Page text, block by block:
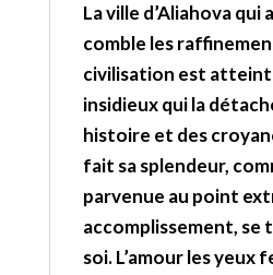
La ville d’Aliahova qui
comble les
civilisation est
insidieux qui la
histoire et des
fait sa splendeur,
parvenue au point
accomplissement,
soi. L’amour les yeux